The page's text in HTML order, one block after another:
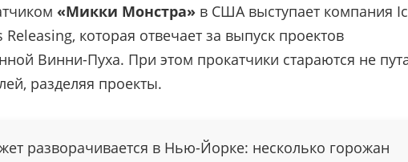
«Микки Монстра» в США выступает компания
Releasing, которая отвечает за выпуск проектов
Винни-Пуха. При этом прокатчики стараются не
разделяя проекты.
разворачивается в Нью-Йорке: несколько горожан